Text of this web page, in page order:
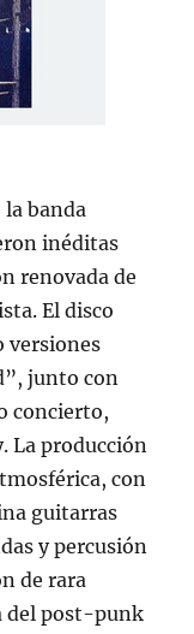
la banda
inéditas
renovada de
El disco
versiones
junto con
concierto,
La producción
con
guitarras
y percusión
de rara
del post-punk